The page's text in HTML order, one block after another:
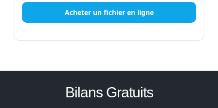
Acheter un fichier en ligne
Bilans Gratuits